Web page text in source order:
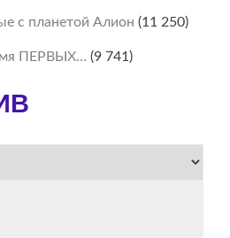
с планетой Алион (11 250)
ПЕРВЫХ… (9 741)